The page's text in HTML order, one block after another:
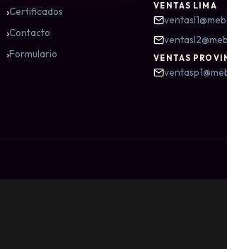
›Certificados
›Contacto
›Formulario
VENTAS LIMA
VENTAS